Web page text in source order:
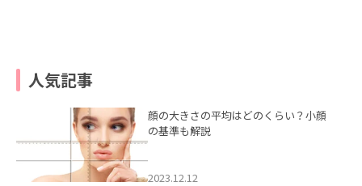
人気記事
顔の大きさの平均はどのくらい？小顔
の基準も解説
2023.12.12